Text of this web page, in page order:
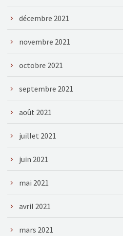
décembre 2021
novembre 2021
octobre 2021
septembre 2021
août 2021
juillet 2021
juin 2021
mai 2021
avril 2021
mars 2021